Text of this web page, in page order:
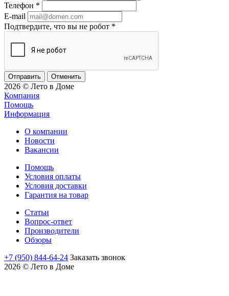
Телефон *
E-mail
Подтвердите, что вы не робот *
Отменить
2026 © Лето в Доме
Компания
Помощь
Информация
О компании
Новости
Вакансии
Помощь
Условия оплаты
Условия доставки
Гарантия на товар
Статьи
Вопрос-ответ
Производители
Обзоры
+7 (950) 844-64-24 Заказать звонок
2026 © Лето в Доме